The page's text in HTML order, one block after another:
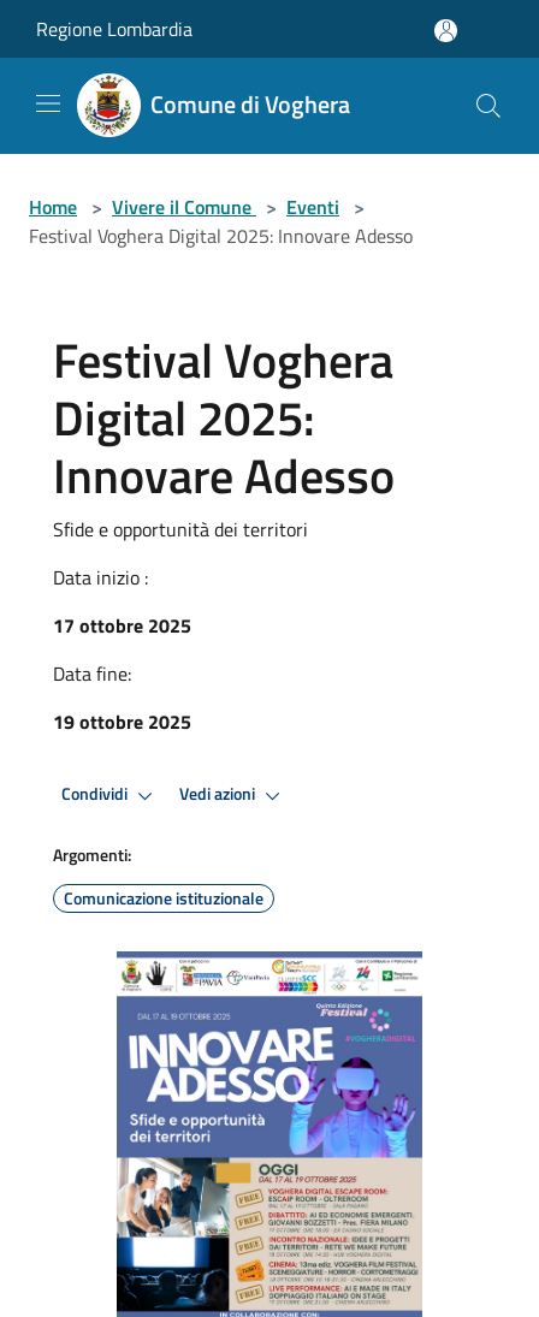
Regione Lombardia
Comune di Voghera
Home > Vivere il Comune > Eventi >
Festival Voghera Digital 2025: Innovare Adesso
Festival Voghera
Digital 2025:
Innovare Adesso
Sfide e opportunità dei territori
Data inizio :
17 ottobre 2025
Data fine:
19 ottobre 2025
Condividi Vedi azioni
Argomenti:
Comunicazione istituzionale